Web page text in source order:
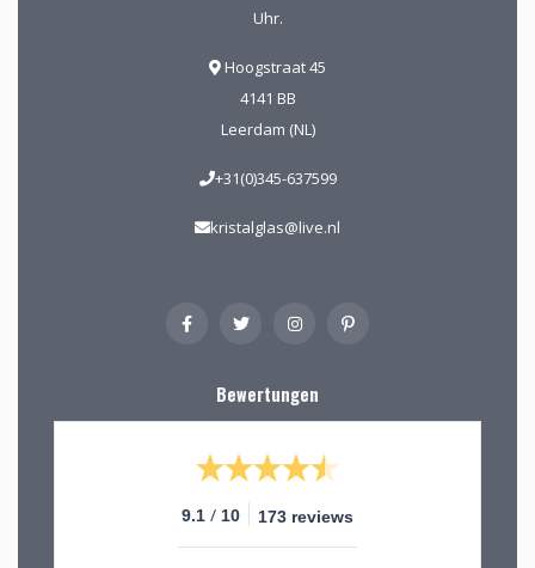
Uhr.
Hoogstraat 45
4141 BB
Leerdam (NL)
+31(0)345-637599
kristalglas@live.nl
Bewertungen
9.1 / 10 173 reviews